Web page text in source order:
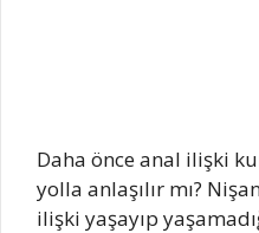
Daha önce anal ilişki
yolla anlaşılır mı?
ilişki yaşayıp